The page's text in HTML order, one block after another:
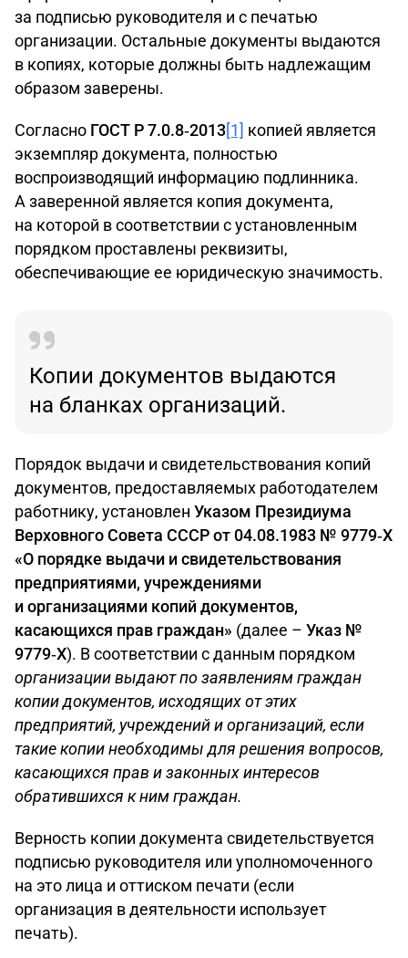
за подписью руководителя и с печатью
организации. Остальные документы выдаются
в копиях, которые должны быть надлежащим
образом заверены.
Согласно ГОСТ Р 7.0.8‑2013[1] копией является
экземпляр документа, полностью
воспроизводящий информацию подлинника.
А заверенной является копия документа,
на которой в соответствии с установленным
порядком проставлены реквизиты,
обеспечивающие ее юридическую значимость.
Копии документов выдаются
на бланках организаций.
Порядок выдачи и свидетельствования копий
документов, предоставляемых работодателем
работнику, установлен Указом Президиума
Верховного Совета СССР от 04.08.1983 № 9779‑X
«О порядке выдачи и свидетельствования
предприятиями, учреждениями
и организациями копий документов,
касающихся прав граждан» (далее – Указ №
9779‑X). В соответствии с данным порядком
организации выдают по заявлениям граждан
копии документов, исходящих от этих
предприятий, учреждений и организаций, если
такие копии необходимы для решения вопросов,
касающихся прав и законных интересов
обратившихся к ним граждан.
Верность копии документа свидетельствуется
подписью руководителя или уполномоченного
на это лица и оттиском печати (если
организация в деятельности использует
печать).